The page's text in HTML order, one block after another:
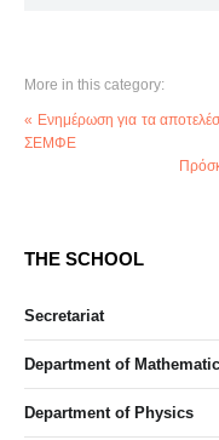
More in this category:
« Ενημέρωση για τα
ΣΕΜΦΕ
THE SCHOOL
Secretariat
Department of
Department of Physics